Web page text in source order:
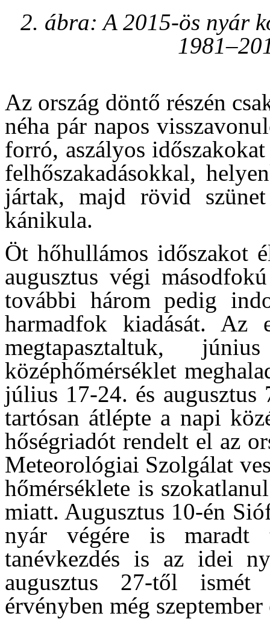
2. ábra: A 2015-ös nyár
Az ország döntő részén
néha pár napos
forró, aszályos
felhőszakadásokkal,
jártak, majd rövid
kánikula.
Öt hőhullámos időszakot
augusztus végi
további három pedig
harmadfok kiadását. Az
megtapasztaltuk,
középhőmérséklet
július 17-24. és
tartósan átlépte a napi
hőségriadót rendelt el az
Meteorológiai Szolgálat
hőmérséklete is
miatt. Augusztus 10-én
nyár végére is maradt
tanévkezdés is az idei
augusztus 27-től ismét
érvényben még